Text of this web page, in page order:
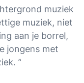
muziek
muziek, niet
aan je borrel,
jongens met
”